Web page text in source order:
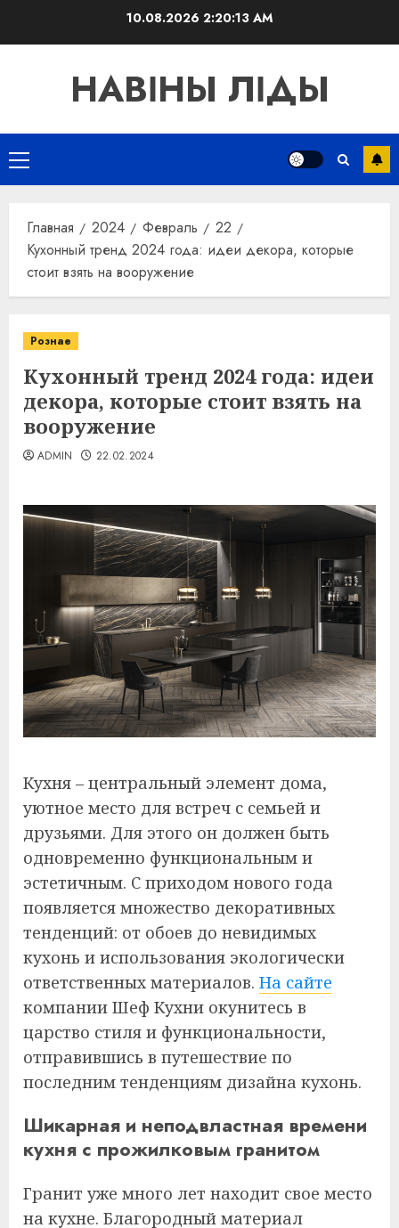
10.08.2026 2:20:14 AM
НАВІНЫ ЛІДЫ
Основное
меню
Главная 2024 Февраль
22
Кухонный тренд 2024 года: идеи декора, которые
стоит взять на вооружение
Рознае
Кухонный тренд 2024 года: идеи
декора, которые стоит взять на
вооружение
ADMIN 22.02.2024
Кухня – центральный элемент дома,
уютное место для встреч с семьей и
друзьями. Для этого он должен быть
одновременно функциональным и
эстетичным. С приходом нового года
появляется множество декоративных
тенденций: от обоев до невидимых
кухонь и использования экологически
ответственных материалов. На сайте
компании Шеф Кухни окунитесь в
царство стиля и функциональности,
отправившись в путешествие по
последним тенденциям дизайна кухонь.
Шикарная и неподвластная времени
кухня с прожилковым гранитом
Гранит уже много лет находит свое место
на кухне. Благородный материал